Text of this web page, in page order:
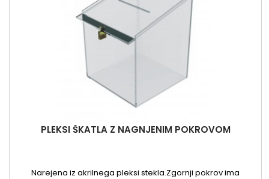
PLEKSI ŠKATLA Z NAGNJENIM POKROVOM
Narejena iz akrilnega pleksi stekla.Zgornji pokrov ima